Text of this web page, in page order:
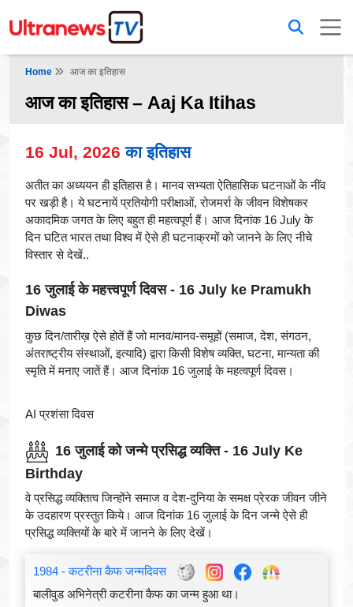
Home आज का इतिहास
आज का इतिहास – Aaj Ka Itihas
16 Jul, 2026 का इतिहास
अतीत का अध्ययन ही इतिहास है। मानव सभ्यता ऐतिहासिक घटनाओं के नींव
पर खड़ी है। ये घटनायें प्रतियोगी परीक्षाओं, रोजमर्रा के जीवन विशेषकर
अकादमिक जगत के लिए बहुत ही महत्वपूर्ण हैं। आज दिनांक 16 July के
दिन घटित भारत तथा विश्व में ऐसे ही घटनाक्रमों को जानने के लिए नीचे
विस्तार से देखें..
16 जुलाई के महत्त्वपूर्ण दिवस - 16 July ke Pramukh
Diwas
कुछ दिन/तारीख़ ऐसे होतें हैं जो मानव/मानव-समूहों (समाज, देश, संगठन,
अंतराष्ट्रीय संस्थाओं, इत्यादि) द्वारा किसी विशेष व्यक्ति, घटना, मान्यता की
स्मृति में मनाए जातें हैं। आज दिनांक 16 जुलाई के महत्वपूर्ण दिवस।
AI प्रशंसा दिवस
16 जुलाई को जन्मे प्रसिद्ध व्यक्ति - 16 July Ke
Birthday
वे प्रसिद्ध व्यक्तित्व जिन्होंने समाज व देश-दुनिया के समक्ष प्रेरक जीवन जीने
के उदहारण प्रस्तुत किये। आज दिनांक 16 जुलाई के दिन जन्मे ऐसे ही
प्रसिद्ध व्यक्तियों के बारे में जानने के लिए देखें।
1984 - कटरीना कैफ जन्मदिवस
बालीवुड अभिनेत्री कटरीना कैफ का जन्म हुआ था।